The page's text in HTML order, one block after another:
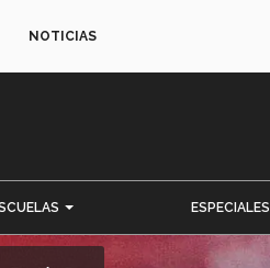
NOTICIAS
ESPECIALES